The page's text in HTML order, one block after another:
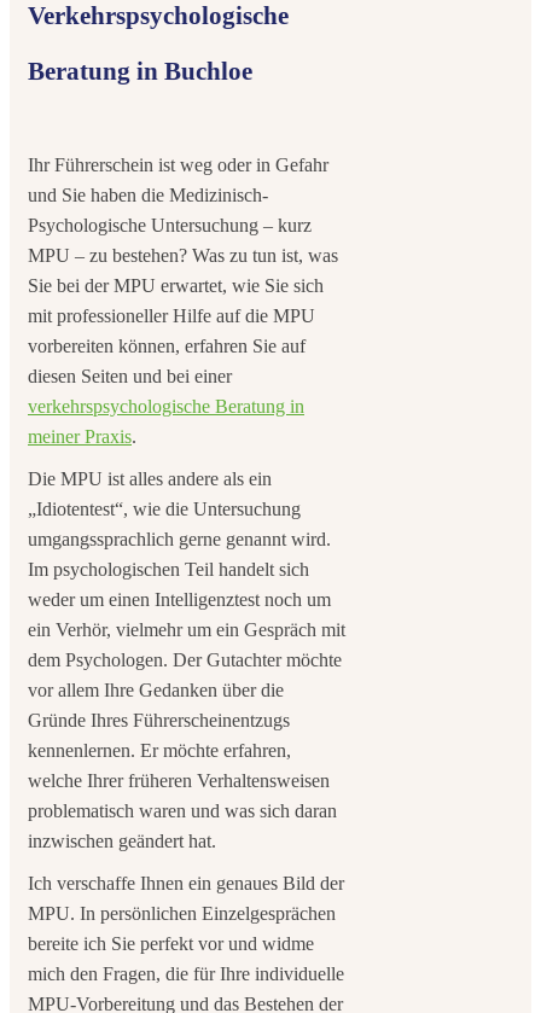
Verkehrspsychologische
Beratung in Buchloe
Ihr Führerschein ist weg oder in Gefahr
und Sie haben die Medizinisch-
Psychologische Untersuchung – kurz
MPU – zu bestehen? Was zu tun ist, was
Sie bei der MPU erwartet, wie Sie sich
mit professioneller Hilfe auf die MPU
vorbereiten können, erfahren Sie auf
diesen Seiten und bei einer
verkehrspsychologische Beratung in
meiner Praxis.
Die MPU ist alles andere als ein
„Idiotentest“, wie die Untersuchung
umgangssprachlich gerne genannt wird.
Im psychologischen Teil handelt sich
weder um einen Intelligenztest noch um
ein Verhör, vielmehr um ein Gespräch mit
dem Psychologen. Der Gutachter möchte
vor allem Ihre Gedanken über die
Gründe Ihres Führerscheinentzugs
kennenlernen. Er möchte erfahren,
welche Ihrer früheren Verhaltensweisen
problematisch waren und was sich daran
inzwischen geändert hat.
Ich verschaffe Ihnen ein genaues Bild der
MPU. In persönlichen Einzelgesprächen
bereite ich Sie perfekt vor und widme
mich den Fragen, die für Ihre individuelle
MPU-Vorbereitung und das Bestehen der